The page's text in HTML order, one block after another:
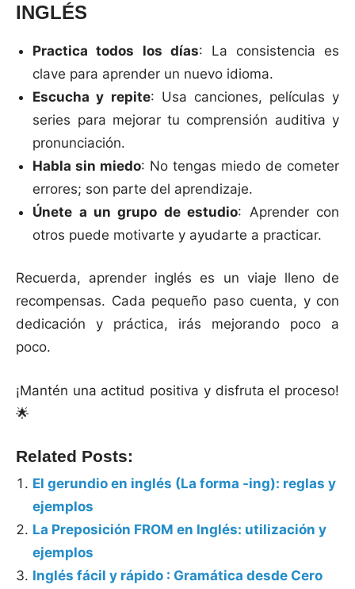
INGLÉS
Practica todos los días: La consistencia es
clave para aprender un nuevo idioma.
Escucha y repite: Usa canciones, películas y
series para mejorar tu comprensión auditiva y
pronunciación.
Habla sin miedo: No tengas miedo de cometer
errores; son parte del aprendizaje.
Únete a un grupo de estudio: Aprender con
otros puede motivarte y ayudarte a practicar.
Recuerda, aprender inglés es un viaje lleno de
recompensas. Cada pequeño paso cuenta, y con
dedicación y práctica, irás mejorando poco a
poco.
¡Mantén una actitud positiva y disfruta el proceso!
🌟
Related Posts:
El gerundio en inglés (La forma -ing): reglas y
ejemplos
La Preposición FROM en Inglés: utilización y
ejemplos
Inglés fácil y rápido : Gramática desde Cero